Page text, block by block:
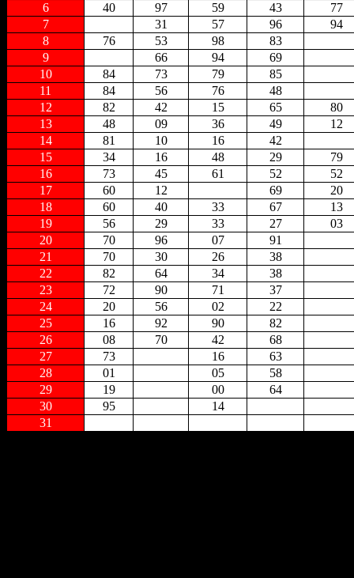
6
40 97 59 43
77
7
31 57 96
94
8
76 53 98
83
9
66 94
69
10
84 73 79
85
11
84 56 76
48
12
82 42 15 65
80
13
48 09 36 49
12
14
81 10 16
42
15
34 16 48 29
79
16
73 45 61 52
52
17
60 12 69
20
18
60 40 33 67
13
19
56 29 33 27
03
20
70 96 07
91
21
70 30 26
38
22
82 64 34
38
23
72 90 71
37
24
20 56 02
22
25
16 92 90
82
26
08 70 42
68
27
73 16
63
28
01 05
58
29
19 00
64
30
95
14
31